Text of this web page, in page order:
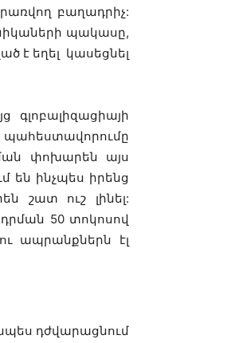
բաղադրիչ:
պակասը,
է եղել կասեցնել
պահեստավորումը
փոխարեն այս
են ինչպես իրենց
շատ ուշ լինել:
50 տոկոսով
ապրանքներն էլ
դժվարացնում